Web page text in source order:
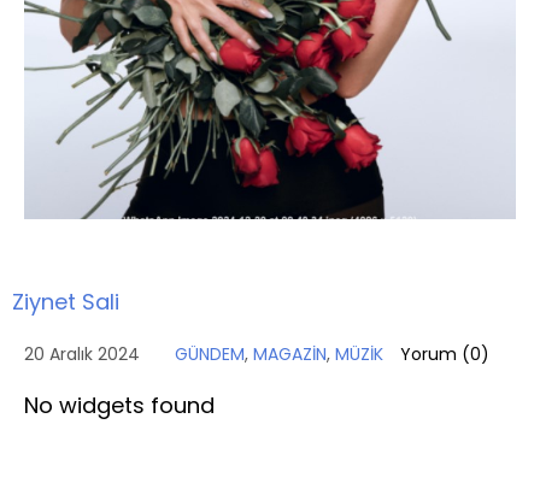
Ziynet Sali
20 Aralık 2024 GÜNDEM, MAGAZİN, MÜZİK Yorum (0)
No widgets found